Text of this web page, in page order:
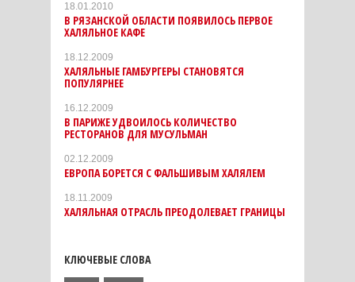
18.01.2010
В РЯЗАНCКОЙ ОБЛАСТИ ПОЯВИЛОСЬ ПЕРВОЕ
ХАЛЯЛЬНОЕ КАФЕ
18.12.2009
ХАЛЯЛЬНЫЕ ГАМБУРГЕРЫ СТАНОВЯТСЯ
ПОПУЛЯРНЕЕ
16.12.2009
В ПАРИЖЕ УДВОИЛОСЬ КОЛИЧЕСТВО
РЕСТОРАНОВ ДЛЯ МУСУЛЬМАН
02.12.2009
ЕВРОПА БОРЕТСЯ С ФАЛЬШИВЫМ ХАЛЯЛЕМ
18.11.2009
ХАЛЯЛЬНАЯ ОТРАСЛЬ ПРЕОДОЛЕВАЕТ ГРАНИЦЫ
КЛЮЧЕВЫЕ СЛОВА